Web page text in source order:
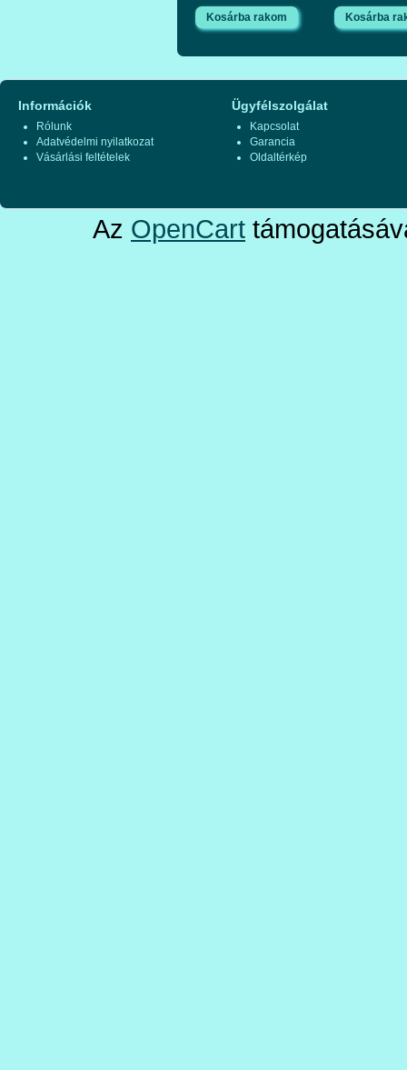
Információk
Rólunk
Adatvédelmi nyilatkozat
Vásárlási feltételek
Ügyfélszolgálat
Kapcsolat
Garancia
Oldaltérkép
Az OpenCart